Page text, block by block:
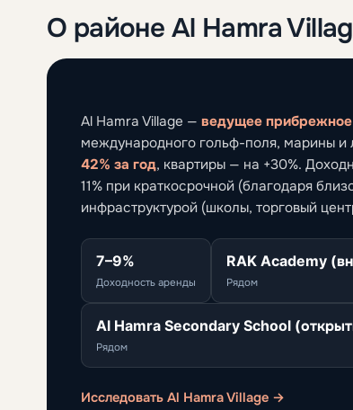
О районе Al Hamra
Al Hamra Village — ведущее
международного гольф-поля, марины и
42% за год, квартиры — на +30%.
11% при краткосрочной (благодаря
инфраструктурой (школы, торговый
7–9%
Доходность аренды
RAK Academy
Рядом
Al Hamra Secondary School
Рядом
Исследовать Al Hamra Village →